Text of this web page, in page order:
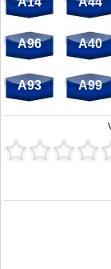
A96 A40
A93 A99
Stau L1239: Unfälle,